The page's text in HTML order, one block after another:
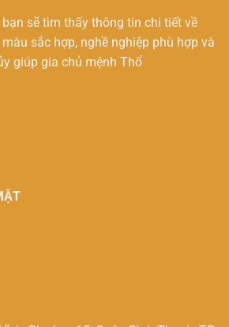
sẽ tìm thấy thông tin chi tiết về
sắc hợp, nghề nghiệp phù hợp và
giúp gia chủ mệnh Thổ